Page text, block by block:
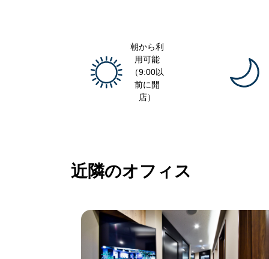
朝から利
用可能
（9:00以
前に開
店）
近隣のオフィス